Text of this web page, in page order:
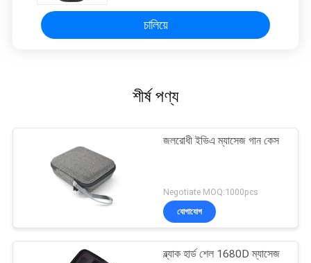
চালিয়ে
শীর্ষ পণ্য
জলরোধী ইভিএ ম্যাসেজ গান কেস
Negotiate MOQ:1000pcs
যোগাযোগ
ব্ল্যাক হার্ড শেল 1680D ম্যাসেজ